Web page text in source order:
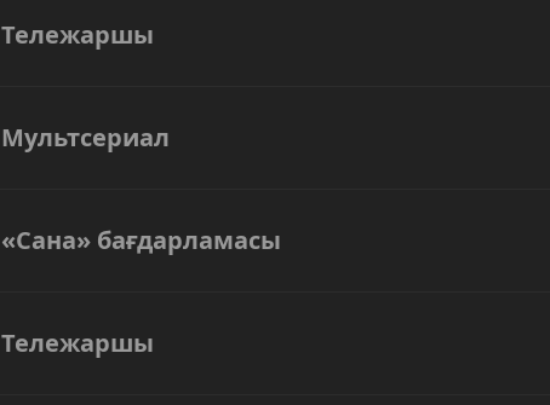
Тележаршы
Мультсериал
«Сана» бағдарламасы
Тележаршы